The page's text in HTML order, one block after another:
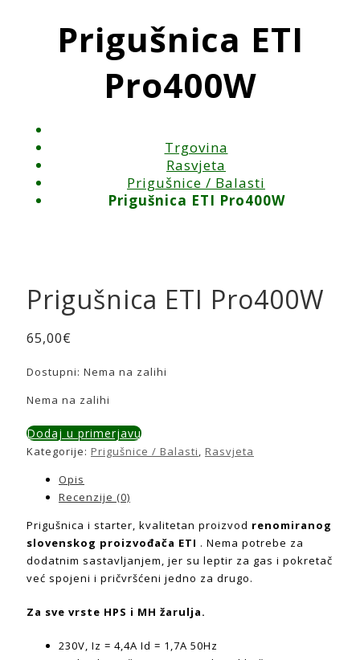
Prigušnica ETI
Pro400W
Trgovina
Rasvjeta
Prigušnice / Balasti
Prigušnica ETI Pro400W
Prigušnica ETI Pro400W
65,00€
Dostupni: Nema na zalihi
Nema na zalihi
Dodaj u primerjavu
Kategorije: Prigušnice / Balasti, Rasvjeta
Opis
Recenzije (0)
Prigušnica i starter, kvalitetan proizvod renomiranog
slovenskog proizvođača ETI . Nema potrebe za
dodatnim sastavljanjem, jer su leptir za gas i pokretač
već spojeni i pričvršćeni jedno za drugo.
Za sve vrste HPS i MH žarulja.
230V, Iz = 4,4A Id = 1,7A 50Hz